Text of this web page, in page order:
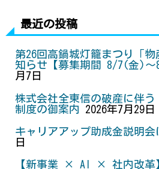
o
k
r
最近の投稿
第26回高鍋城灯籠まつり「
知らせ【募集期間 8/7(金)～
月7日
株式会社全東信の破産に伴
制度の御案内
2026年7月29日
キャリアアップ助成金説明会
日
【新事業 × AI × 社内改革